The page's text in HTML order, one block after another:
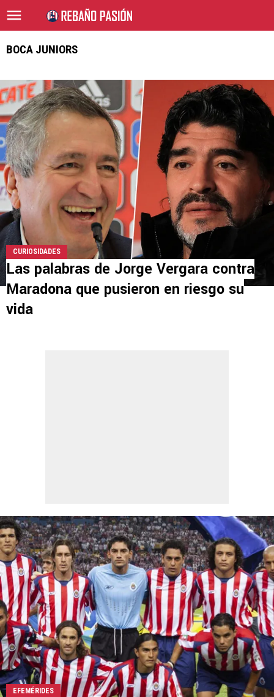
BOCA JUNIORS
CURIOSIDADES
Las palabras de Jorge Vergara contra
Maradona que pusieron en riesgo su
vida
EFEMÉRIDES